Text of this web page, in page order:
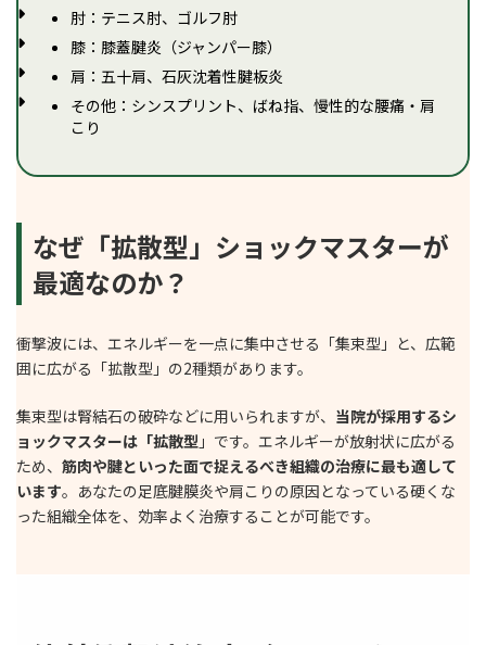
肘：テニス肘、ゴルフ肘
膝：膝蓋腱炎（ジャンパー膝）
肩：五十肩、石灰沈着性腱板炎
その他：シンスプリント、ばね指、慢性的な腰痛・肩
こり
なぜ「拡散型」ショックマスターが
最適なのか？
衝撃波には、エネルギーを一点に集中させる「集束型」と、広範
囲に広がる「拡散型」の2種類があります。
集束型は腎結石の破砕などに用いられますが、 当院が採用するシ
ョックマスターは「拡散型 」です。エネルギーが放射状に広がる
ため、 筋肉や腱といった面で捉えるべき組織の治療に最も適して
います。あなたの足底腱膜炎や肩こりの原因となっている硬くな
った組織全体を、効率よく治療することが可能です。